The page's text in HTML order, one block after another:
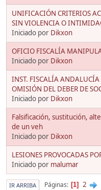
UNIFICACIÓN CRITERIOS
SIN VIOLENCIA O
Iniciado por Dikxon
OFICIO FISCALÍA
Iniciado por Dikxon
INST. FISCALÍA
OMISIÓN DEL DEBER DE
Iniciado por Dikxon
Falsificación, sustitución,
de un veh
Iniciado por Dikxon
LESIONES PROVOCADAS
Iniciado por malumar
IR ARRIBA Páginas 1 2